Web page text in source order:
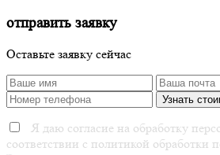
отправить заявку
Оставьте заявку сейчас
Я даю согласие на обработку
соответствии с политикой обработки